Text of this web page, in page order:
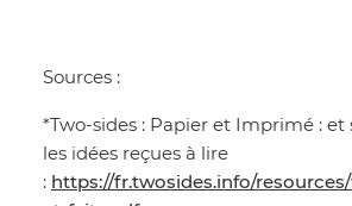
Sources :
*Two-sides : Papier et Imprimé :
les idées reçues à lire
: https://fr.twosides.info/